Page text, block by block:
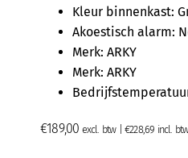
Kleur binnenkast:
Akoestisch alarm:
Merk: ARKY
Merk: ARKY
€189,00 excl. btw |€228,69 incl.